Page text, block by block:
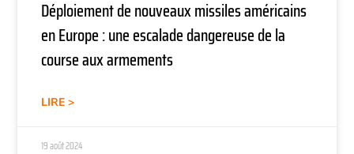
Déploiement de nouveaux missiles américains
en Europe : une escalade dangereuse de la
course aux armements
LIRE >
19 août 2024